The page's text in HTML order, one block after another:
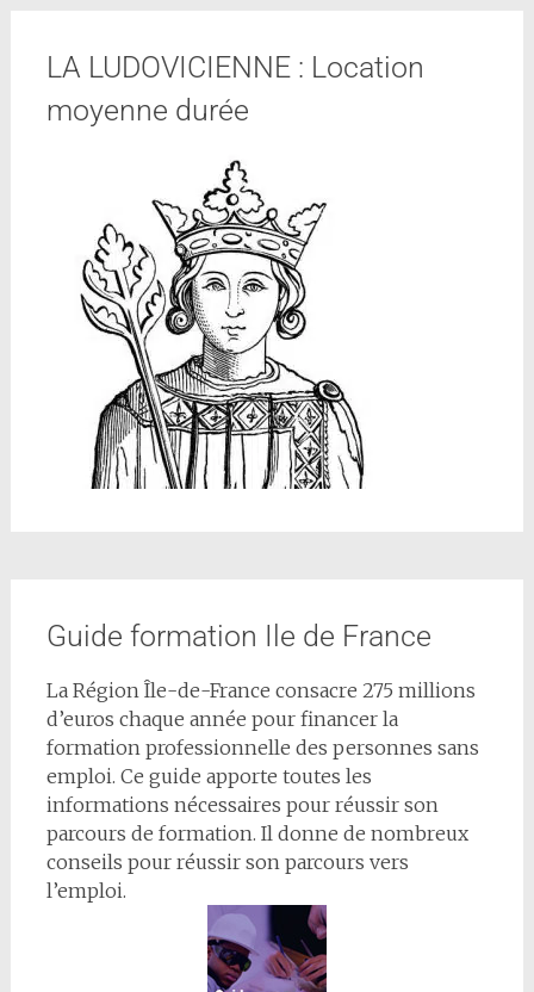
LA LUDOVICIENNE : Location
moyenne durée
Guide formation Ile de France
La Région Île-de-France consacre 275 millions
d’euros chaque année pour financer la
formation professionnelle des personnes sans
emploi. Ce guide apporte toutes les
informations nécessaires pour réussir son
parcours de formation. Il donne de nombreux
conseils pour réussir son parcours vers
l’emploi.